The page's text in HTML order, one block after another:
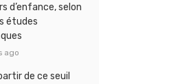
d’enfance, selon
études
ago
de ce seuil